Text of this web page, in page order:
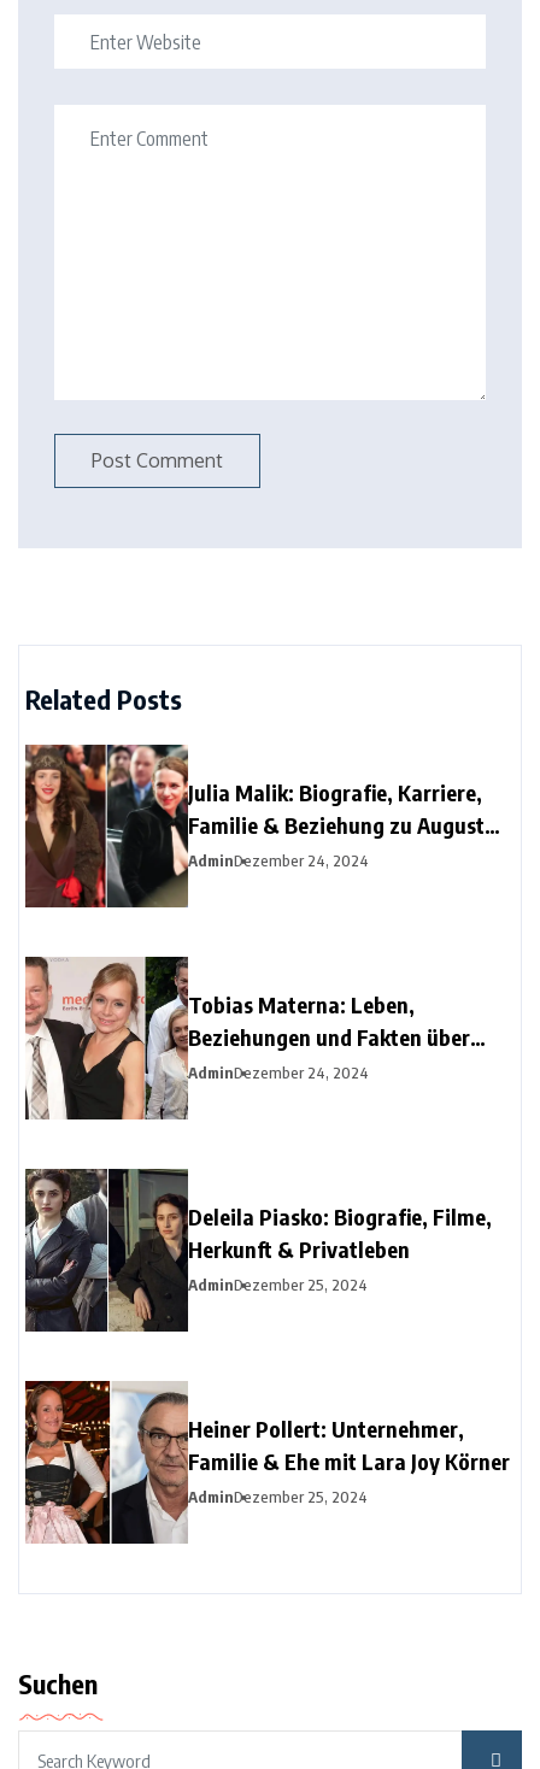
Related Posts
Julia Malik: Biografie, Karriere,
Familie & Beziehung zu August
Diehl
AdminDezember 24, 2024
Tobias Materna: Leben,
Beziehungen und Fakten über
Christine Urspruchs Ex-Ehemann
AdminDezember 24, 2024
Deleila Piasko: Biografie, Filme,
Herkunft & Privatleben
AdminDezember 25, 2024
Heiner Pollert: Unternehmer,
Familie & Ehe mit Lara Joy Körner
AdminDezember 25, 2024
Suchen